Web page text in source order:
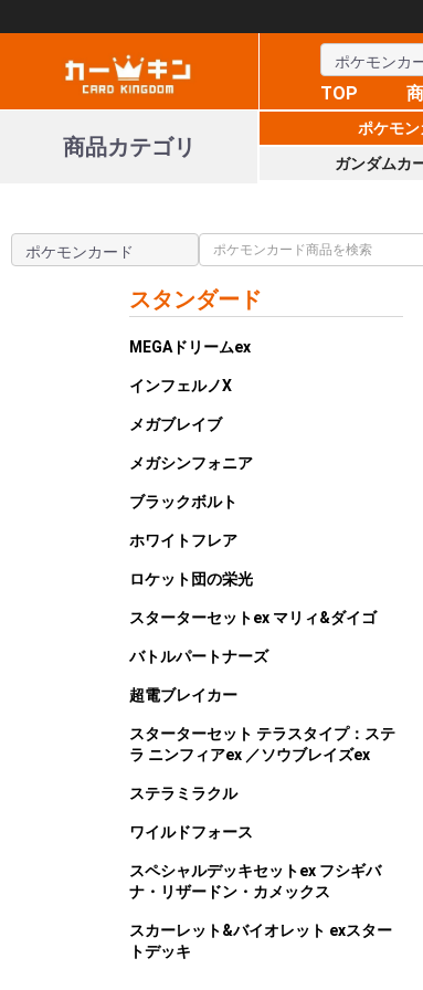
TOP
商品カテゴリ
ポケモン
ガンダムカ
スタンダード
MEGAドリームex
インフェルノX
メガブレイブ
メガシンフォニア
ブラックボルト
ホワイトフレア
ロケット団の栄光
スターターセットex マリィ&ダイゴ
バトルパートナーズ
超電ブレイカー
スターターセット テラスタイプ：ステ
ラ ニンフィアex ／ソウブレイズex
ステラミラクル
ワイルドフォース
スペシャルデッキセットex フシギバ
ナ・リザードン・カメックス
スカーレット&バイオレット exスター
トデッキ